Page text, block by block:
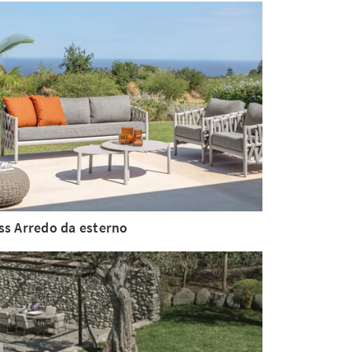
Arredo da esterno